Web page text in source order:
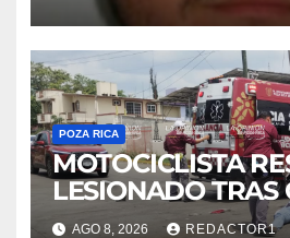
POZA RICA
MOTOCICLISTA
LESIONADO TRAS
EN LA 27 DE
AGO 8, 2026 REDACTOR1